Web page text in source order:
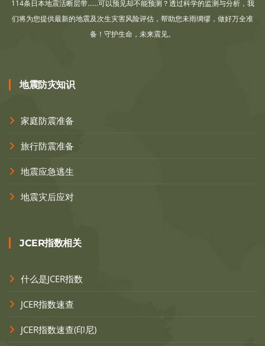
114条日本地震活断层带......可以预见却不能预测？透过科学的监测与分析，我
们将为您提供最新的地震及次生灾害风险评估，帮助您未雨绸缪，做好万全准
备！守护生命，未来震见。
地震防灾知识
家庭防震准备
旅行防震准备
地震应急逃生
地震灾后应对
JCER指数相关
什么是JCER指数
JCER指数速查
JCER指数速查(印尼)